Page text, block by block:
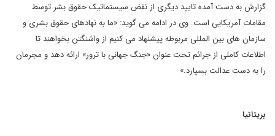
گزارش به دست آمده تایید دیگری از نقض سیستماتیک حقوق بشر توسط
مقامات آمریکایی است. وی در ادامه می گوید: «ما به نهادهای حقوق بشری و
سازمان های بین المللی مربوطه پیشنهاد می کنیم از واشنگتن بخواهند تا
اطلاعات کاملی از جرائم تحت عنوان «جنگ جهانی با ترور» ارائه دهد و مجرمان
را به دست عدالت بسپارد.»
بریتانیا